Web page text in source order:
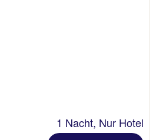
1 Nacht, Nur Hotel